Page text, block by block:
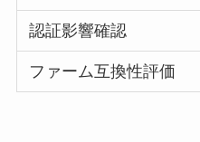
認証影響確認
ファーム互換性評価